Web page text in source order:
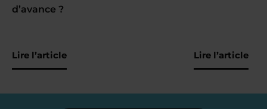
d’avance ?
Lire l’article Lire l’article